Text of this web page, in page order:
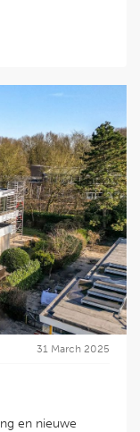
31 March 2025
en nieuwe